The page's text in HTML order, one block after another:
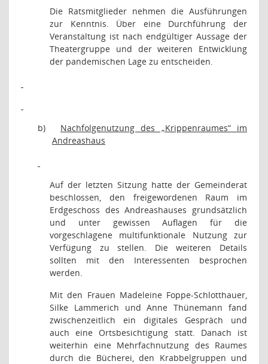
Die Ratsmitglieder nehmen die Ausführungen
zur Kenntnis. Über eine Durchführung der
Veranstaltung ist nach endgültiger Aussage der
Theatergruppe und der weiteren Entwicklung
der pandemischen Lage zu entscheiden.
b)
Nachfolgenutzung des „Krippenraumes“ im
Andreashaus
Auf der letzten Sitzung hatte der Gemeinderat
beschlossen, den freigewordenen Raum im
Erdgeschoss des Andreashauses grundsätzlich
und unter gewissen Auflagen für die
vorgeschlagene multifunktionale Nutzung zur
Verfügung zu stellen. Die weiteren Details
sollten mit den Interessenten besprochen
werden.
Mit den Frauen Madeleine Foppe-Schlotthauer,
Silke Lammerich und Anne Thünemann fand
zwischenzeitlich ein digitales Gespräch und
auch eine Ortsbesichtigung statt. Danach ist
weiterhin eine Mehrfachnutzung des Raumes
durch die Bücherei, den Krabbelgruppen und